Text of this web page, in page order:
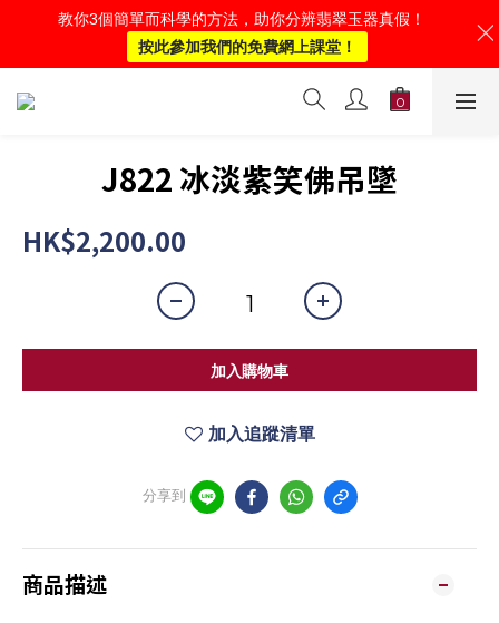
J822 冰淡紫笑佛吊墜
HK$2,200.00
加入購物車
加入追蹤清單
分享到
商品描述
教你3個簡單而科學的方法，助你分辨翡翠玉器真假！
按此參加我們的免費網上課堂！